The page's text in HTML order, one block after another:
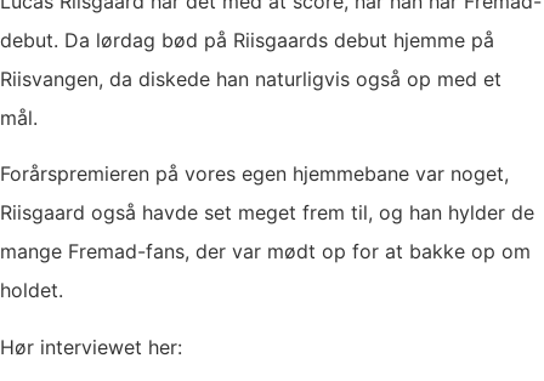
debut. Da lørdag bød på Riisgaards debut hjemme på
Riisvangen, da diskede han naturligvis også op med et
mål.
Forårspremieren på vores egen hjemmebane var noget,
Riisgaard også havde set meget frem til, og han hylder de
mange Fremad-fans, der var mødt op for at bakke op om
holdet.
Hør interviewet her: